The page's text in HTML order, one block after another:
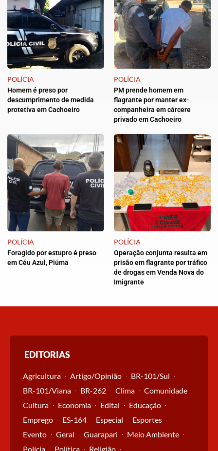
POLÍCIA
Homem é preso por
descumprimento de medida
protetiva em Cachoeiro
POLÍCIA
PM prende homem em
flagrante por manter ex-
companheira em cárcere
privado em Cachoeiro
POLÍCIA
Foragido por estupro é preso
em Céu Azul, Piúma
POLÍCIA
Operação conjunta resulta em
prisão em flagrante por tráfico
de drogas em Venda Nova do
Imigrante
EDITORIAS
Agricultura Artigo/Opinião
BR-101/Sul
BR-101/Viana
BR-262 Clima
Comunidade
Cultura
Economia Edital
Educação
Emprego
ES-164 Especial
Esportes
Evento
Geral Guarapari
Meio Ambiente
Polícia
Política
Religião